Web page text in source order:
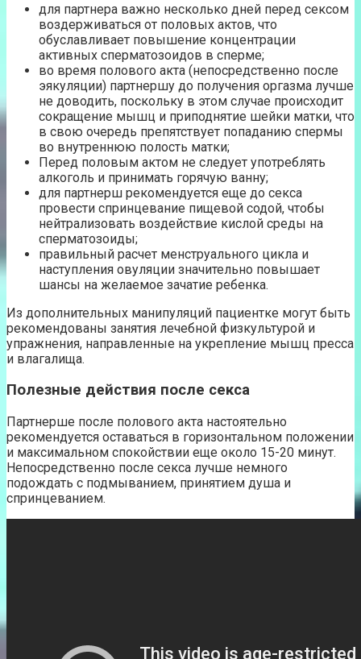
для партнера важно несколько дней перед сексом
воздерживаться от половых актов, что
обуславливает повышение концентрации
активных сперматозоидов в сперме;
во время полового акта (непосредственно после
эякуляции) партнершу до получения оргазма лучше
не доводить, поскольку в этом случае происходит
сокращение мышц и приподнятие шейки матки, что
в свою очередь препятствует попаданию спермы
во внутреннюю полость матки;
Перед половым актом не следует употреблять
алкоголь и принимать горячую ванну;
для партнерш рекомендуется еще до секса
провести спринцевание пищевой содой, чтобы
нейтрализовать воздействие кислой среды на
сперматозоиды;
правильный расчет менструального цикла и
наступления овуляции значительно повышает
шансы на желаемое зачатие ребенка.
Из дополнительных манипуляций пациентке могут быть
рекомендованы занятия лечебной физкультурой и
упражнения, направленные на укрепление мышц пресса
и влагалища.
Полезные действия после секса
Партнерше после полового акта настоятельно
рекомендуется оставаться в горизонтальном положении
и максимальном спокойствии еще около 15-20 минут.
Непосредственно после секса лучше немного
подождать с подмыванием, принятием душа и
спринцеванием.